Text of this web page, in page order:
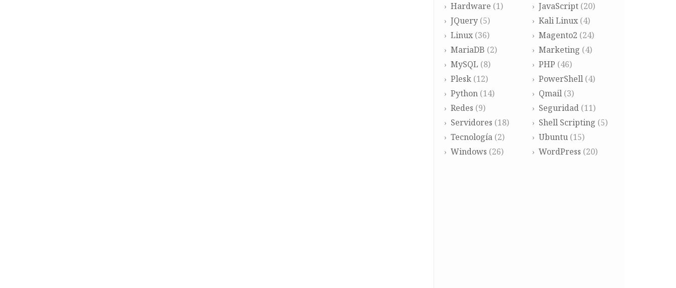
Hardware (1) JavaScript(20)
JQuery (5) Kali Linux(4)
Linux (36) Magento2 (24)
MariaDB (2) Marketing (4)
MySQL (8) PHP (46)
Plesk (12) PowerShell(4)
Python (14) Qmail(3)
Redes (9) Seguridad(11)
Servidores (18) Shell Scripting (5)
Tecnología (2) Ubuntu(15)
Windows (26) WordPress (20)